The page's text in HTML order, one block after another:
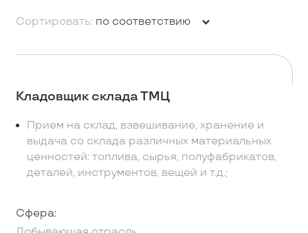
Сортировать: по соответствию
Кладовщик склада ТМЦ
Прием на склад, взвешивание, хранение и
выдача со склада различных материальных
ценностей: топлива, сырья, полуфабрикатов,
деталей, инструментов, вещей и т.д.;
Сфера: